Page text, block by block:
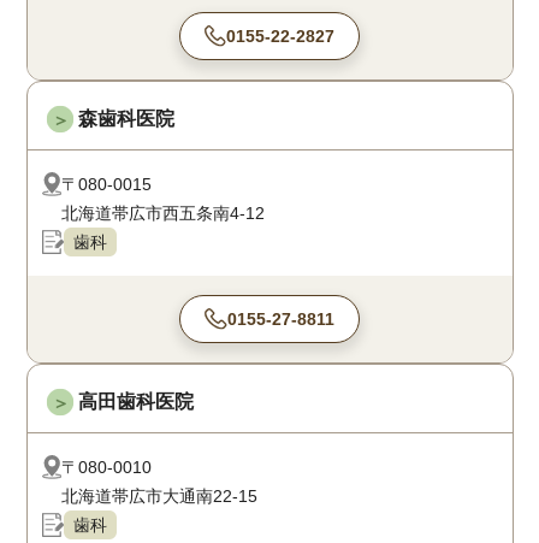
0155-22-2827
＞ 森歯科医院
〒080-0015
北海道帯広市西五条南4-12
歯科
0155-27-8811
＞ 高田歯科医院
〒080-0010
北海道帯広市大通南22-15
歯科